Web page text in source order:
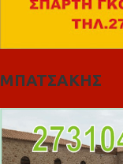
ΜΠΑΤΣΑΚΗΣ